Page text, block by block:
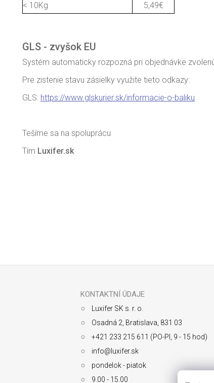
< 10Kg
5,49€
GLS - zvyšok EU
Systém automaticky rozpozná pri objednávke
Pre zistenie stavu zásielky využite tieto odkazy:
GLS: https://www.glskurier.sk/informacie-o-baliku
Tešíme sa na spoluprácu
Tím Luxifer.sk
KONTAKTNÍ ÚDAJE
Luxifer SK s. r. o.
Osadná 2, Bratislava, 831 03
+421 233 215 611 (PO-PI, 9 - 15 hod)
info@luxifer.sk
pondelok - piatok
9.00 - 15.00